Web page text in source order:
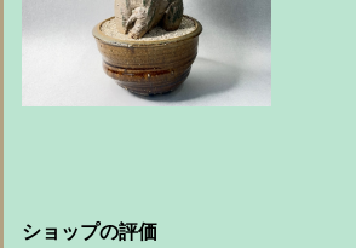
ショップの評価